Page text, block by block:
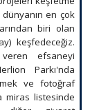
dünyanın en çok
biri olan
keşfedeceğiz.
efsaneyi
Parkı'nda
ve fotoğraf
miras listesinde